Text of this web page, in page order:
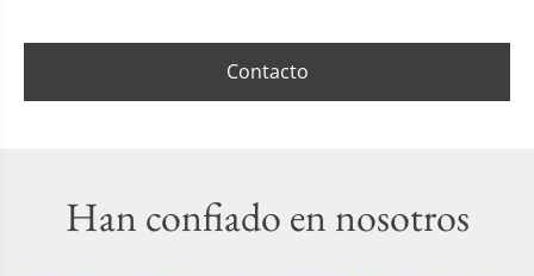
Contacto
Han confiado en nosotros